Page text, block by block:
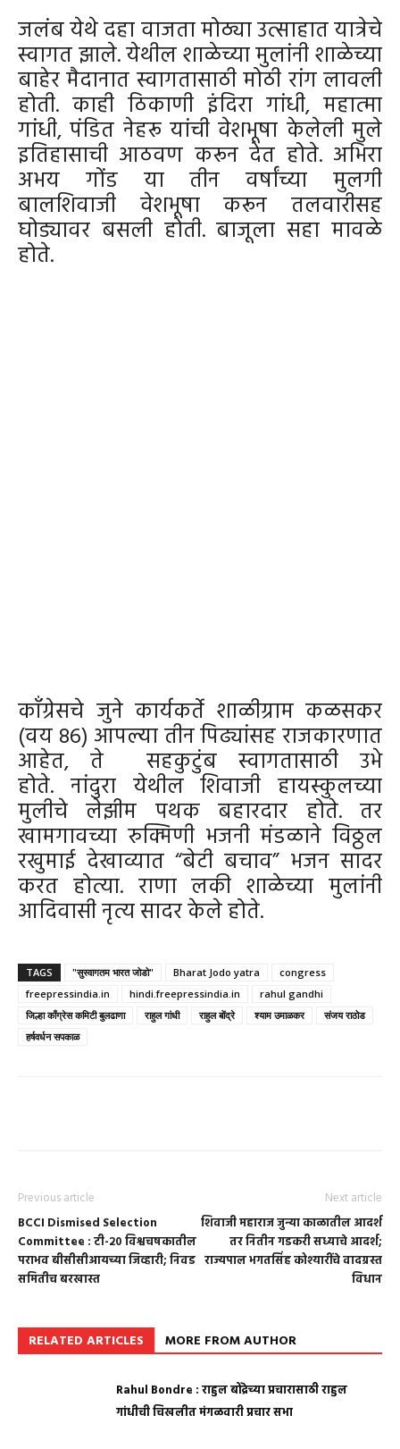
जलंब येथे दहा वाजता मोठ्या उत्साहात यात्रेचे
स्वागत झाले. येथील शाळेच्या मुलांनी शाळेच्या
बाहेर मैदानात स्वागतासाठी मोठी रांग लावली
होती. काही ठिकाणी इंदिरा गांधी, महात्मा
गांधी, पंडित नेहरू यांची वेशभूषा केलेली मुले
इतिहासाची आठवण करून देत होते. अभिरा
अभय गोंड या तीन वर्षांच्या मुलगी
बालशिवाजी वेशभूषा करून तलवारीसह
घोड्यावर बसली होती. बाजूला सहा मावळे
होते.
कॉंग्रेसचे जुने कार्यकर्ते शाळीग्राम कळसकर
(वय 86) आपल्या तीन पिढ्यांसह राजकारणात
आहेत, ते सहकुटुंब स्वागतासाठी उभे
होते. नांदुरा येथील शिवाजी हायस्कुलच्या
मुलीचे लेझीम पथक बहारदार होते. तर
खामगावच्या रुक्मिणी भजनी मंडळाने विठ्ठल
रखुमाई देखाव्यात “बेटी बचाव” भजन सादर
करत होत्या. राणा लकी शाळेच्या मुलांनी
आदिवासी नृत्य सादर केले होते.
TAGS "सुस्वागतम भारत जोडो" Bharat Jodo yatra
congress
freepressindia.in
hindi.freepressindia.in
rahul gandhi
जिल्हा काँग्रेस कमिटी बुलढाणा
राहुल गांधी राहुल बोंद्रे श्याम उमाळकर
संजय राठोड
हर्षवर्धन सपकाळ
Previous article
BCCI Dismised Selection
Committee : टी-२० विश्वचषकातील
पराभव बीसीसीआयच्या जिव्हारी; निवड
समितीच बरखास्त
Next article
शिवाजी महाराज जुन्या काळातील आदर्श
तर नितीन गडकरी सध्याचे आदर्श;
राज्यपाल भगतसिंह कोश्यारींचे वादग्रस्त
विधान
RELATED ARTICLES MORE FROM AUTHOR
Rahul Bondre : राहुल बोंद्रेच्या प्रचारासाठी राहुल
गांधीची चिखलीत मंगळवारी प्रचार सभा